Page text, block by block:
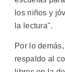
los niños y
la lectura".
Por lo
respaldo al